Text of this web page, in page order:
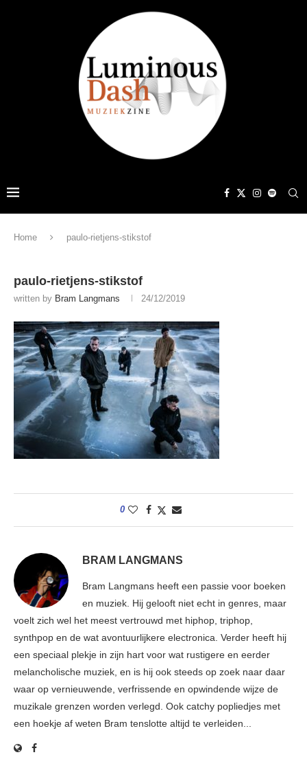
Home paulo-rietjens-stikstof
paulo-rietjens-stikstof
written by Bram Langmans 24/12/2019
0
BRAM LANGMANS
Bram Langmans heeft een passie voor boeken
en muziek. Hij gelooft niet echt in genres, maar
voelt zich wel het meest vertrouwd met hiphop, triphop,
synthpop en de wat avontuurlijkere electronica. Verder heeft hij
een speciaal plekje in zijn hart voor wat rustigere en eerder
melancholische muziek, en is hij ook steeds op zoek naar daar
waar op vernieuwende, verfrissende en opwindende wijze de
muzikale grenzen worden verlegd. Ook catchy popliedjes met
een hoekje af weten Bram tenslotte altijd te verleiden...